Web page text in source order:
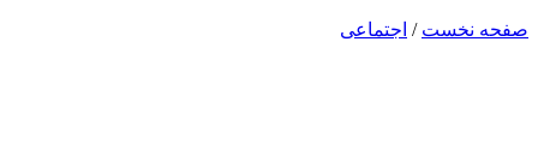
صفحه نخست / اجتماعی